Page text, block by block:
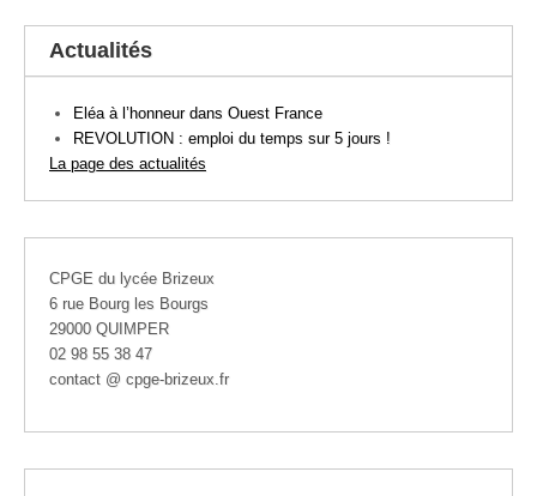
Actualités
Eléa à l’honneur dans Ouest France
REVOLUTION : emploi du temps sur 5 jours !
La page des actualités
CPGE du lycée Brizeux
6 rue Bourg les Bourgs
29000 QUIMPER
02 98 55 38 47
contact @ cpge-brizeux.fr